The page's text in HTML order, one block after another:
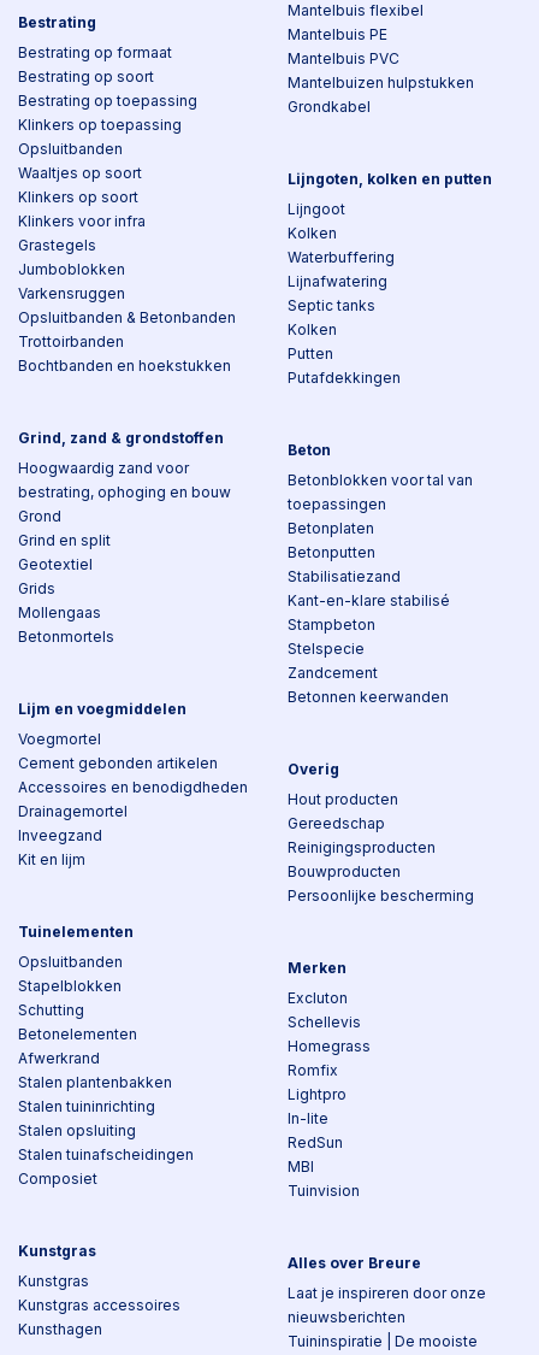
Bestrating
Bestrating op formaat
Bestrating op soort
Bestrating op toepassing
Klinkers op toepassing
Opsluitbanden
Waaltjes op soort
Klinkers op soort
Klinkers voor infra
Grastegels
Jumboblokken
Varkensruggen
Opsluitbanden & Betonbanden
Trottoirbanden
Bochtbanden en hoekstukken
Grind, zand & grondstoffen
Hoogwaardig zand voor
bestrating, ophoging en bouw
Grond
Grind en split
Geotextiel
Grids
Mollengaas
Betonmortels
Lijm en voegmiddelen
Voegmortel
Cement gebonden artikelen
Accessoires en benodigdheden
Drainagemortel
Inveegzand
Kit en lijm
Tuinelementen
Opsluitbanden
Stapelblokken
Schutting
Betonelementen
Afwerkrand
Stalen plantenbakken
Stalen tuininrichting
Stalen opsluiting
Stalen tuinafscheidingen
Composiet
Kunstgras
Kunstgras
Kunstgras accessoires
Kunsthagen
Mantelbuis flexibel
Mantelbuis PE
Mantelbuis PVC
Mantelbuizen hulpstukken
Grondkabel
Lijngoten, kolken en putten
Lijngoot
Kolken
Waterbuffering
Lijnafwatering
Septic tanks
Kolken
Putten
Putafdekkingen
Beton
Betonblokken voor tal van
toepassingen
Betonplaten
Betonputten
Stabilisatiezand
Kant-en-klare stabilisé
Stampbeton
Stelspecie
Zandcement
Betonnen keerwanden
Overig
Hout producten
Gereedschap
Reinigingsproducten
Bouwproducten
Persoonlijke bescherming
Merken
Excluton
Schellevis
Homegrass
Romfix
Lightpro
In-lite
RedSun
MBI
Tuinvision
Alles over Breure
Laat je inspireren door onze
nieuwsberichten
Tuininspiratie | De mooiste